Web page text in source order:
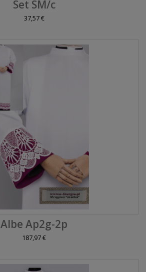
Set SM/c
37,57 €
Albe Ap2g-2p
187,97 €